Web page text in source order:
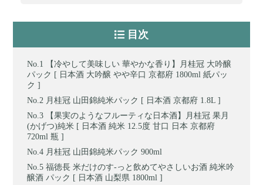
目次
【冷やして美味しい 華やかな香り】月桂冠 大吟醸
パック [ 日本酒 大吟醸 やや辛口 京都府 1800ml 紙パッ
ク ]
月桂冠 山田錦純米パック [ 日本酒 京都府 1.8L ]
【果実のようなフルーティな日本酒】月桂冠 果月
(かげつ)純米 [ 日本酒 純米 12.5度 甘口 日本 京都府
720ml 瓶 ]
月桂冠 山田錦純米パック 900ml
福徳長 米だけのす-っと飲めてやさしいお酒 純米吟
醸酒 パック [ 日本酒 山梨県 1800ml ]